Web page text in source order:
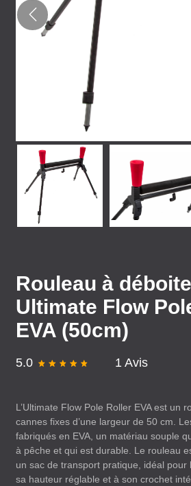
Rouleau à
Ultimate Flow
EVA (50cm)
5.0 1 Avis
L’Ultimate Flow Pole Roller EVAest un
cannes fixes d’une largeur de 50 cm.
fabriqués en EVA , un matériau souple
à pêche et qui est durable. Le rouleau
un sac de transport pratique, idéal pour
sa hauteur réglable et à son crochet